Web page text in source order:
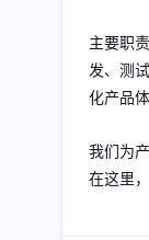
主要职
发、测
化产品体
我们为
在这里